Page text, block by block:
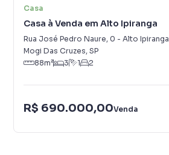
Casa
Casa à Venda em Alto Ipiranga
Rua José Pedro Naure, 0 - Alto Ipiranga
Mogi Das Cruzes, SP
88m² 3 1 2
R$ 690.000,00Venda